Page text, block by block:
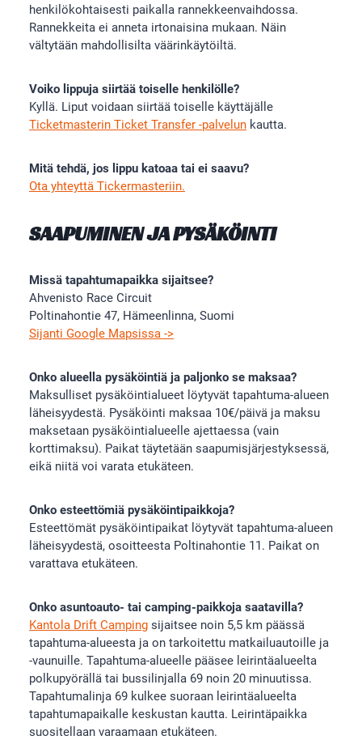
henkilökohtaisesti paikalla rannekkeenvaihdossa.
Rannekkeita ei anneta irtonaisina mukaan. Näin
vältytään mahdollisilta väärinkäytöiltä.
Voiko lippuja siirtää toiselle henkilölle?
Kyllä. Liput voidaan siirtää toiselle käyttäjälle
Ticketmasterin Ticket Transfer -palvelun kautta.
Mitä tehdä, jos lippu katoaa tai ei saavu?
Ota yhteyttä Tickermasteriin.
SAAPUMINEN JA PYSÄKÖINTI
Missä tapahtumapaikka sijaitsee?
Ahvenisto Race Circuit
Poltinahontie 47, Hämeenlinna, Suomi
Sijanti Google Mapsissa ->
Onko alueella pysäköintiä ja paljonko se maksaa?
Maksulliset pysäköintialueet löytyvät tapahtuma-alueen
läheisyydestä. Pysäköinti maksaa 10€/päivä ja maksu
maksetaan pysäköintialueelle ajettaessa (vain
korttimaksu). Paikat täytetään saapumisjärjestyksessä,
eikä niitä voi varata etukäteen.
Onko esteettömiä pysäköintipaikkoja?
Esteettömät pysäköintipaikat löytyvät tapahtuma-alueen
läheisyydestä, osoitteesta Poltinahontie 11. Paikat on
varattava etukäteen.
Onko asuntoauto- tai camping-paikkoja saatavilla?
Kantola Drift Camping sijaitsee noin 5,5 km päässä
tapahtuma-alueesta ja on tarkoitettu matkailuautoille ja
-vaunuille. Tapahtuma-alueelle pääsee leirintäalueelta
polkupyörällä tai bussilinjalla 69 noin 20 minuutissa.
Tapahtumalinja 69 kulkee suoraan leirintäalueelta
tapahtumapaikalle keskustan kautta. Leirintäpaikka
suositellaan varaamaan etukäteen.